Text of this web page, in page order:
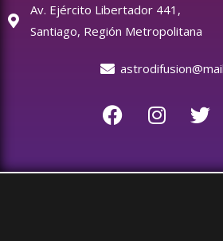
Av. Ejército Libertador 441,
Santiago, Región Metropolitana